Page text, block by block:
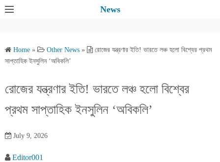
News
Home » Other News »
রোজের যন্ত্রণার ইতি! ভারতে লঞ্চ হলো বিশ্বের প্রথম
সাপ্তাহিক ইনসুলিন ‘অবিকলি’
রোজের যন্ত্রণার ইতি! ভারতে লঞ্চ হলো বিশ্বের
প্রথম সাপ্তাহিক ইনসুলিন ‘অবিকলি’
July 9, 2026
Editor001